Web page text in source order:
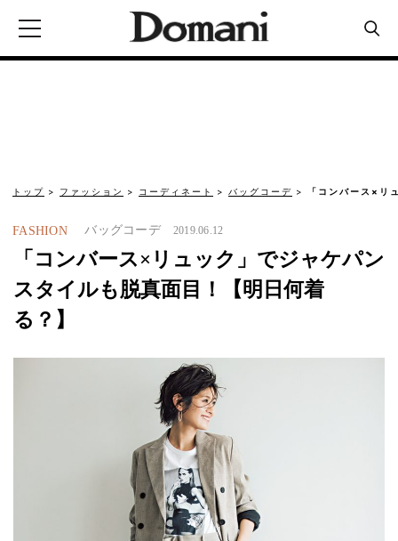
トップ ファッション コーディネート バッグコーデ 「コンバース×リ
FASHION バッグコーデ 2019.06.12
「コンバース×リュック」でジャケパン
スタイルも脱真面目！【明日何着
る？】